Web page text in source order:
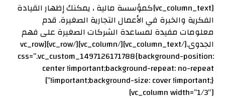
[vc_column_text]كمؤسسة مالية ، يمكنك إظهار القيادة
الفكرية والخبرة في الأعمال التجارية الصغيرة. قدم
معلومات مفيدة لمساعدة الشركات الصغيرة على فهم
الجدوى.[/vc_column_text][/vc_column][/vc_row][vc_row
css=”.vc_custom_1497126171788{background-position:
center !important;background-repeat: no-repeat
!important;background-size: cover !important;}”]
[vc_column width=”1/3″]